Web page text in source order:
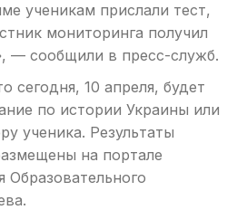
ученикам прислали тест,
мониторинга получил
— сообщили в пресс-служб.
сегодня, 10 апреля, будет
по истории Украины или
ученика. Результаты
на портале
Образовательного